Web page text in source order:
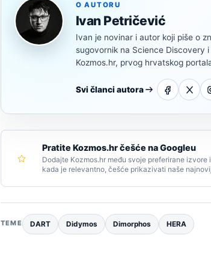
O AUTORU
Ivan Petričević
Ivan je novinar i autor koji piše o
sugovornik na Science Discovery
Kozmos.hr, prvog hrvatskog
Svi članci autora
Pratite Kozmos.hr češće na Googleu
Dodajte Kozmos.hr među svoje preferirane izvore
kada je relevantno, češće prikazivati naše
TEME DART Didymos Dimorphos HERA